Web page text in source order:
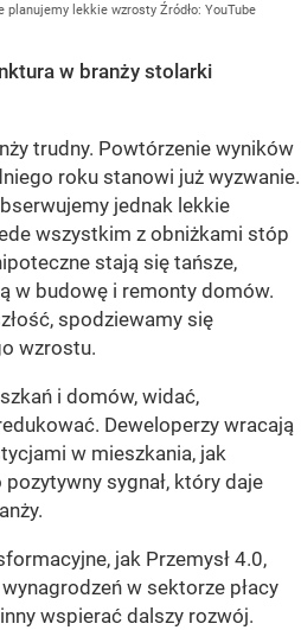
planujemy lekkie wzrosty Źródło: YouTube
w branży stolarki
trudny. Powtórzenie wyników
roku stanowi już wyzwanie.
jednak lekkie
wszystkim z obniżkami stóp
stają się tańsze,
w budowę i remonty domów.
spodziewamy się
wzrostu.
i domów, widać,
Deweloperzy wracają
w mieszkania, jak
sygnał, który daje
jak Przemysł 4.0,
w sektorze płacy
wspierać dalszy rozwój.